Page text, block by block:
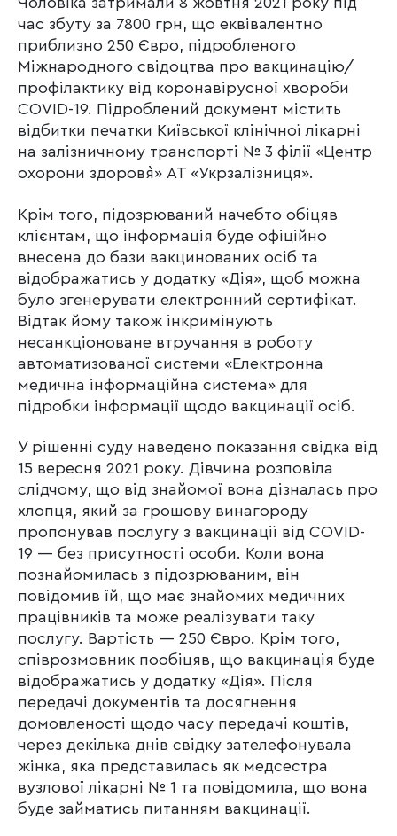
час збуту за 7800 грн, що еквівалентно
приблизно 250 Євро, підробленого
Міжнародного свідоцтва про вакцинацію/
профілактику від коронавірусної хвороби
COVID-19. Підроблений документ містить
відбитки печатки Київської клінічної лікарні
на залізничному транспорті № 3 філії «Центр
охорони здоров`я» АТ «Укрзалізниця».
Крім того, підозрюваний начебто обіцяв
клієнтам, що інформація буде офіційно
внесена до бази вакцинованих осіб та
відображатись у додатку «Дія», щоб можна
було згенерувати електронний сертифікат.
Відтак йому також інкримінують
несанкціоноване втручання в роботу
автоматизованої системи «Електронна
медична інформаційна система» для
підробки інформації щодо вакцинації осіб.
У рішенні суду наведено показання свідка від
15 вересня 2021 року. Дівчина розповіла
слідчому, що від знайомої вона дізналась про
хлопця, який за грошову винагороду
пропонував послугу з вакцинації від COVID-
19 — без присутності особи. Коли вона
познайомилась з підозрюваним, він
повідомив їй, що має знайомих медичних
працівників та може реалізувати таку
послугу. Вартість — 250 Євро. Крім того,
співрозмовник пообіцяв, що вакцинація буде
відображатись у додатку «Дія». Після
передачі документів та досягнення
домовленості щодо часу передачі коштів,
через декілька днів свідку зателефонувала
жінка, яка представилась як медсестра
вузлової лікарні № 1 та повідомила, що вона
буде займатись питанням вакцинації.